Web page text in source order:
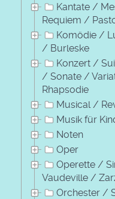
Kantate /
Requiem /
Komödie /
/ Burleske
Konzert /
/ Sonate /
Rhapsodie
Musical /
Musik für
Noten
Oper
Operette /
Vaudeville /
Orchester /